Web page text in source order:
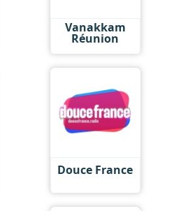
Vanakkam
Réunion
Douce France